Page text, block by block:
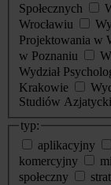
Społecznych
Wrocławiu
Projektowania w
w Poznaniu
Wydział
Krakowie
Studiów
typ:
aplikacyjny
komercyjny
społeczny